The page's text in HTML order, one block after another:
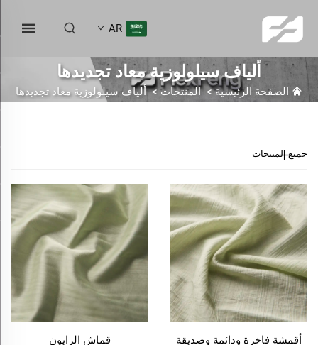
AR
ألياف سيلولوزية معاد تجديدها
الصفحة الرئيسية>المنتجات>ألياف سيلولوزية معاد تجديدها
جميع المنتجات
أقمشة فاخرة ودائمة وصديقة
قماش الرايون